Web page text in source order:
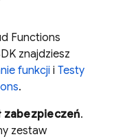
Functions
znajdziesz
funkcji i Testy
.
zabezpieczeń.
zestaw